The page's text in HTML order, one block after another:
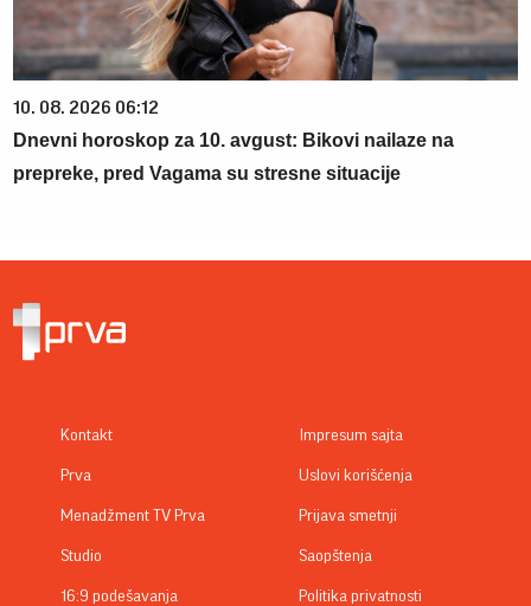
10. 08. 2026 06:12
Dnevni horoskop za 10. avgust: Bikovi nailaze na
prepreke, pred Vagama su stresne situacije
Kontakt
Prva
Menadžment TV Prva
Studio
16:9 podešavanja
Impresum sajta
Uslovi korišćenja
Prijava smetnji
Saopštenja
Politika privatnosti